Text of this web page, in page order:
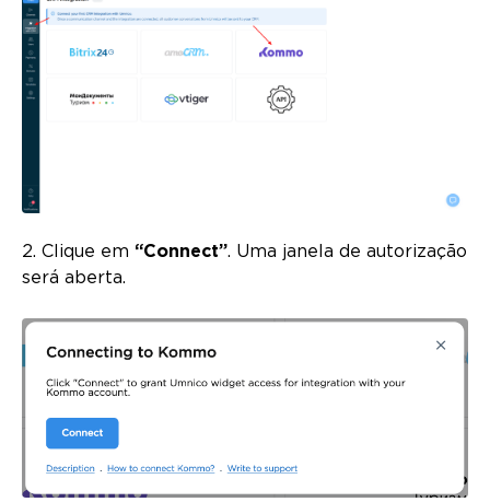
2. Clique em “Connect”. Uma janela de autorização
será aberta.